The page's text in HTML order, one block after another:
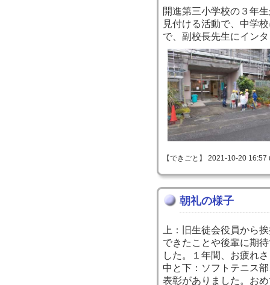
開進第三小学校の３年
見付ける活動で、中学
で、副校長先生にイン
【できごと】 2021-10-20
朝礼の様子
上：旧生徒会役員から
できたことや後輩に期
した。１年間、お疲れ
中と下：ソフトテニス
表彰がありました。お